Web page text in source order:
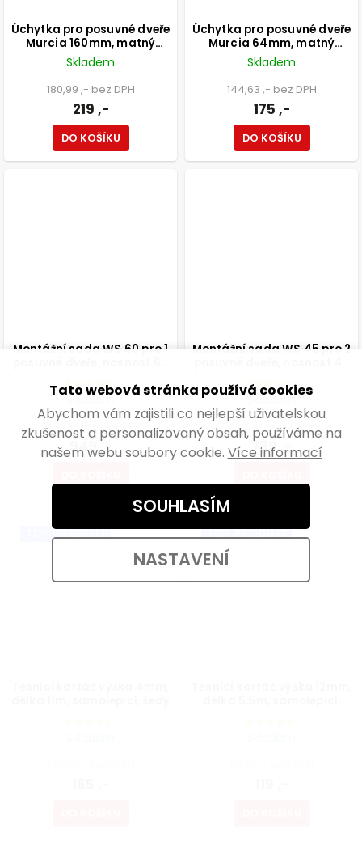
Tato webová stránka používá cookies
Abychom vám zajistili co nejlepší uživatelskou
zkušenost a personalizovaný obsah, používáme na
našem webu soubory cookie. Více informací
NASTAVENÍ
SOUHLASÍM
Úchytka pro posuvné dveře
Murcia 160mm, matný
chrom+bílá
Skladem
180,99 ,- bez DPH
219 ,-
DO KOŠÍKU
Úchytka pro posuvné dveře
Murcia 64mm, matný
chrom+bílá
Skladem
144,63 ,- bez DPH
175 ,-
DO KOŠÍKU
Montážní sada WS 60 pro 1
Skladem
784,30 ,- bez DPH
949 ,-
Montážní sada WS 45 pro 2
Skladem
610,74 ,- bez DPH
739 ,-
TOP PRODUKT TOP PRODUKT